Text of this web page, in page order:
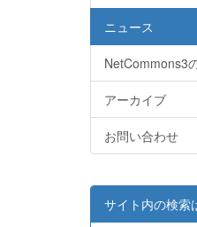
ニュース
NetCommons3
アーカイブ
お問い合わせ
サイト内の検索